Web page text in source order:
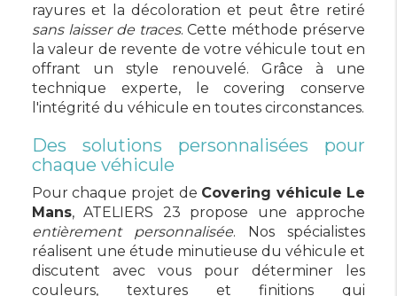
rayures et la décoloration et peut être retiré
sans laisser de traces. Cette méthode préserve
la valeur de revente de votre véhicule tout en
offrant un style renouvelé. Grâce à une
technique experte, le covering conserve
l'intégrité du véhicule en toutes circonstances.
Des solutions personnalisées pour
chaque véhicule
Pour chaque projet de Covering véhicule Le
Mans, ATELIERS 23 propose une approche
entièrement personnalisée. Nos spécialistes
réalisent une étude minutieuse du véhicule et
discutent avec vous pour déterminer les
couleurs, textures et finitions qui